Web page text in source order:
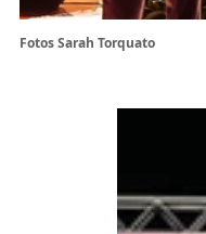
Fotos Sarah Torquato